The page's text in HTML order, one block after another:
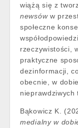
wiążą się z
newsóww
społeczne
rzeczywistości,
praktyczne
dezinformacji,
obecnie, w
nieprawdziwych
Bąkowicz K.
medialny w